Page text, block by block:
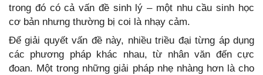
trong đó có cả vấn đề sinh lý – một nhu cầu sinh học
cơ bản nhưng thường bị coi là nhạy cảm.
Để giải quyết vấn đề này, nhiều triều đại từng áp dụng
các phương pháp khác nhau, từ nhân văn đến cực
đoan. Một trong những giải pháp nhẹ nhàng hơn là cho